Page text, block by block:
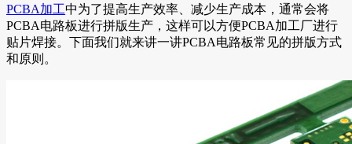
PCBA加工中为了提高生产效率、减少生产成本，通常会将
PCBA电路板进行拼版生产，这样可以方便PCBA加工厂进行
贴片焊接。下面我们就来讲一讲PCBA电路板常见的拼版方式
和原则。